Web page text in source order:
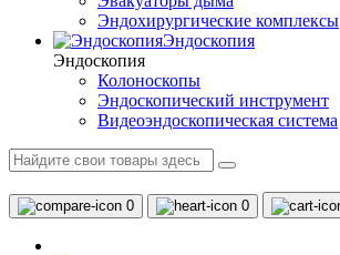
Эндохирургические комплексы
Эндоскопия
Эндоскопия
Колоноскопы
Эндоскопический инструмент
Видеоэндоскопическая система
0 0